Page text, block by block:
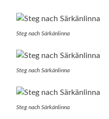
Steg nach Särkänlinna
Steg nach Särkänlinna
Steg nach Särkänlinna